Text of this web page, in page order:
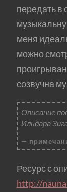
передать в
меня
можно
созвучна
Описание
Ильдара
Ресурс с
http://